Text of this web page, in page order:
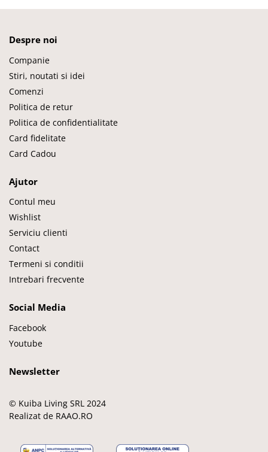
Despre noi
Companie
Stiri, noutati si idei
Comenzi
Politica de retur
Politica de confidentialitate
Card fidelitate
Card Cadou
Ajutor
Contul meu
Wishlist
Serviciu clienti
Contact
Termeni si conditii
Intrebari frecvente
Social Media
Facebook
Youtube
Newsletter
© Kuiba Living SRL 2024
Realizat de RAAO.RO